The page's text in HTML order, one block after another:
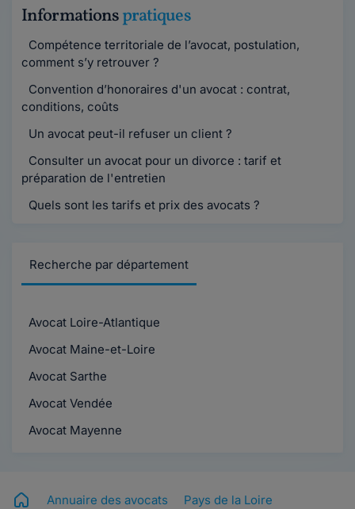
Informationspratiques
Compétence territoriale de l’avocat, postulation,
comment s’y retrouver ?
Convention d’honoraires d'un avocat : contrat,
conditions, coûts
Un avocat peut-il refuser un client ?
Consulter un avocat pour un divorce : tarif et
préparation de l'entretien
Quels sont les tarifs et prix des avocats ?
Recherche par département
Avocat Loire-Atlantique
Avocat Maine-et-Loire
Avocat Sarthe
Avocat Vendée
Avocat Mayenne
Annuaire des avocats
Pays de la Loire